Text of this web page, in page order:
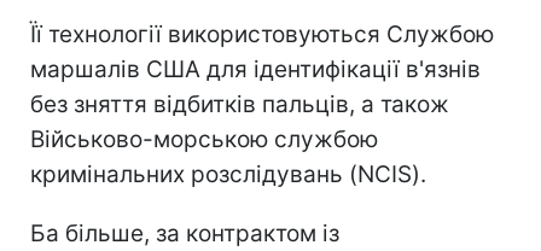
Її технології використовуються Службою
маршалів США для ідентифікації в'язнів
без зняття відбитків пальців, а також
Військово-морською службою
кримінальних розслідувань (NCIS).
Ба більше, за контрактом із